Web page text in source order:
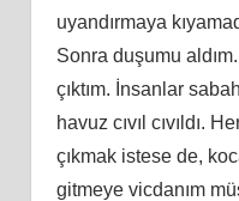
uyandırmaya
Sonra duşumu aldım.
çıktım. İnsanlar
havuz cıvıl cıvıldı.
çıkmak istese de,
gitmeye vicdanım